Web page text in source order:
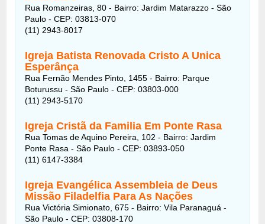
Rua Romanzeiras, 80 - Bairro: Jardim Matarazzo - São
Paulo - CEP: 03813-070
(11) 2943-8017
Igreja Batista Renovada Cristo A Unica
Esperânça
Rua Fernão Mendes Pinto, 1455 - Bairro: Parque
Boturussu - São Paulo - CEP: 03803-000
(11) 2943-5170
Igreja Cristã da Familia Em Ponte Rasa
Rua Tomas de Aquino Pereira, 102 - Bairro: Jardim
Ponte Rasa - São Paulo - CEP: 03893-050
(11) 6147-3384
Igreja Evangélica Assembleia de Deus
Missão Filadelfia Para As Nações
Rua Victória Simionato, 675 - Bairro: Vila Paranaguá -
São Paulo - CEP: 03808-170